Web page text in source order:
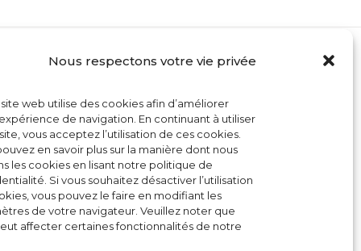
Nous respectons votre vie privée
web utilise des cookies afin d’améliorer
de navigation. En continuant à utiliser
vous acceptez l’utilisation de ces cookies.
en savoir plus sur la manière dont nous
les cookies en lisant notre politique de
Si vous souhaitez désactiver l’utilisation
vous pouvez le faire en modifiant les
de votre navigateur. Veuillez noter que
affecter certaines fonctionnalités de notre
CONTACT
CONDITIONS GÉNÉRALES DE VENTE
POLITIQUE DE COOKIES